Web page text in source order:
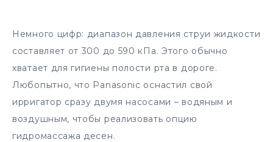
Немного цифр: диапазон давления струи жидкости
составляет от 300 до 590 кПа. Этого обычно
хватает для гигиены полости рта в дороге.
Любопытно, что Panasonic оснастил свой
ирригатор сразу двумя насосами – водяным и
воздушным, чтобы реализовать опцию
гидромассажа десен.